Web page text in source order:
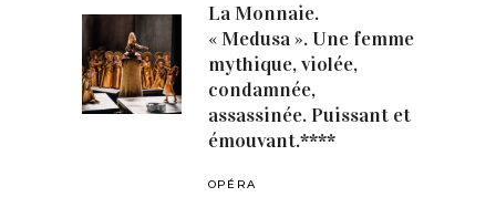
La Monnaie.
« Medusa ». Une femme
mythique, violée,
condamnée,
assassinée. Puissant et
émouvant.****
OPÉRA